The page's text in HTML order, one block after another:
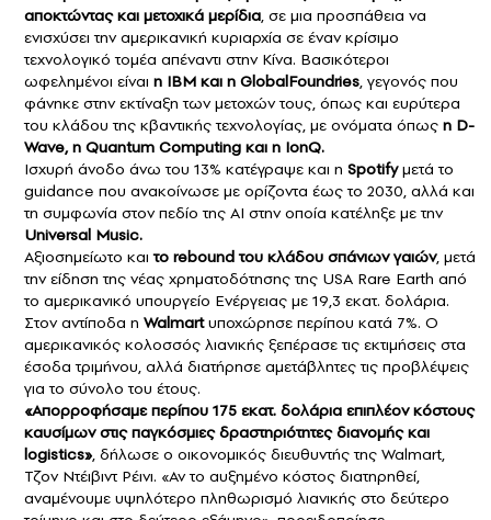
αποκτώντας και μετοχικά μερίδια, σε μια προσπάθεια να
ενισχύσει την αμερικανική κυριαρχία σε έναν κρίσιμο
τεχνολογικό τομέα απέναντι στην Κίνα. Βασικότεροι
ωφελημένοι είναι η IBM και η GlobalFoundries, γεγονός που
φάνηκε στην εκτίναξη των μετοχών τους, όπως και ευρύτερα
του κλάδου της κβαντικής τεχνολογίας, με ονόματα όπως η D-
Wave, η Quantum Computing και η IonQ.
Ισχυρή άνοδο άνω του 13% κατέγραψε και η Spotifyμετά το
guidance που ανακοίνωσε με ορίζοντα έως το 2030, αλλά και
τη συμφωνία στον πεδίο της ΑΙ στην οποία κατέληξε με την
Universal Music.
Αξιοσημείωτο και το rebound του κλάδου σπάνιων γαιών, μετά
την είδηση της νέας χρηματοδότησης της USA Rare Earth από
το αμερικανικό υπουργείο Ενέργειας με 19,3 εκατ. δολάρια.
Στον αντίποδα η Walmartυποχώρησε περίπου κατά 7%. Ο
αμερικανικός κολοσσός λιανικής ξεπέρασε τις εκτιμήσεις στα
έσοδα τριμήνου, αλλά διατήρησε αμετάβλητες τις προβλέψεις
για το σύνολο του έτους.
«Απορροφήσαμε περίπου 175 εκατ. δολάρια επιπλέον κόστους
καυσίμων στις παγκόσμιες δραστηριότητες διανομής και
logistics», δήλωσε ο οικονομικός διευθυντής της Walmart,
Τζον Ντέιβιντ Ρέινι. «Αν το αυξημένο κόστος διατηρηθεί,
αναμένουμε υψηλότερο πληθωρισμό λιανικής στο δεύτερο